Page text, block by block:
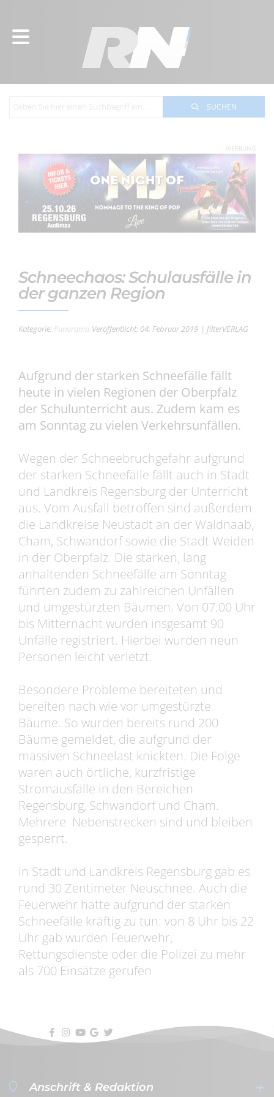
SUCHEN
WERBUNG
Schneechaos: Schulausfälle in
der ganzen Region
Kategorie: Panorama Veröffentlicht: 04. Februar 2019 | filterVERLAG
Aufgrund der starken Schneefälle fällt
heute in vielen Regionen der Oberpfalz
der Schulunterricht aus. Zudem kam es
am Sonntag zu vielen Verkehrsunfällen.
Wegen der Schneebruchgefahr aufgrund
der starken Schneefälle fällt auch in Stadt
und Landkreis Regensburg der Unterricht
aus. Vom Ausfall betroffen sind außerdem
die Landkreise Neustadt an der Waldnaab,
Cham, Schwandorf sowie die Stadt Weiden
in der Oberpfalz. Die starken, lang
anhaltenden Schneefälle am Sonntag
führten zudem zu zahlreichen Unfällen
und umgestürzten Bäumen. Von 07.00 Uhr
bis Mitternacht wurden insgesamt 90
Unfälle registriert. Hierbei wurden neun
Personen leicht verletzt.
Besondere Probleme bereiteten und
bereiten nach wie vor umgestürzte
Bäume. So wurden bereits rund 200
Bäume gemeldet, die aufgrund der
massiven Schneelast knickten. Die Folge
waren auch örtliche, kurzfristige
Stromausfälle in den Bereichen
Regensburg, Schwandorf und Cham.
Mehrere Nebenstrecken sind und bleiben
gesperrt.
In Stadt und Landkreis Regensburg gab es
rund 30 Zentimeter Neuschnee. Auch die
Feuerwehr hatte aufgrund der starken
Schneefälle kräftig zu tun: von 8 Uhr bis 22
Uhr gab wurden Feuerwehr,
Rettungsdienste oder die Polizei zu mehr
als 700 Einsätze gerufen
Anschrift & Redaktion